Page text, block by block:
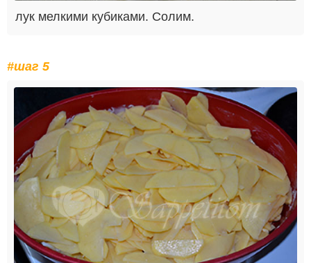
лук мелкими кубиками. Солим.
#шаг 5